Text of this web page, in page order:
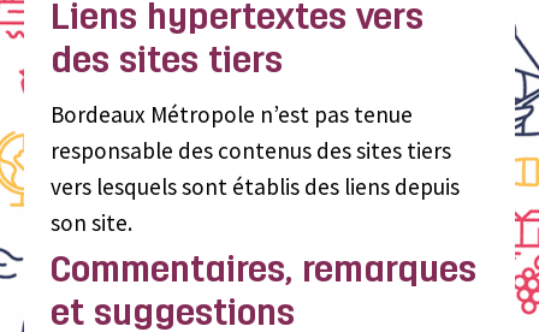
Liens hypertextes vers
des sites tiers
Bordeaux Métropole n’est pas tenue
responsable des contenus des sites tiers
vers lesquels sont établis des liens depuis
son site.
Commentaires, remarques
et suggestions